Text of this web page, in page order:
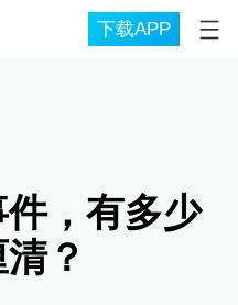
下载APP
，有多少
？